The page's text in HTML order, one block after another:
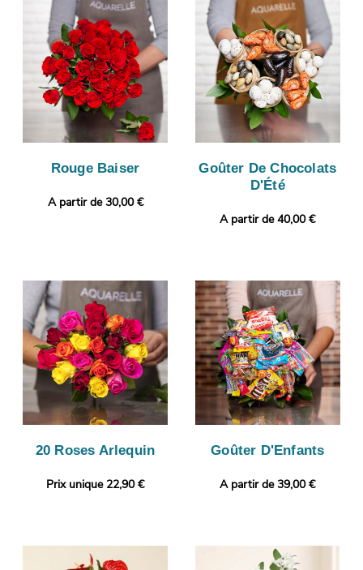
Rouge Baiser
A partir de 30,00 €
Goûter De Chocolats
D'Été
A partir de 40,00 €
20 Roses Arlequin
Prix unique 22,90 €
Goûter D'Enfants
A partir de 39,00 €